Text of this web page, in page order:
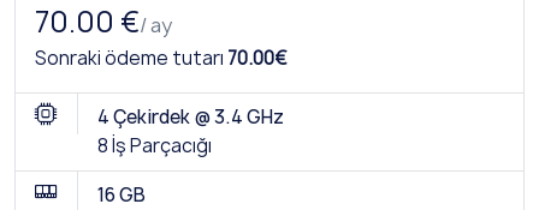
70.00 €/ ay
Sonraki ödeme tutarı 70.00€
4 Çekirdek @ 3.4 GHz
8 İş Parçacığı
16 GB